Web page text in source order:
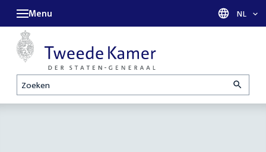
Zoeken
Menu Taal
NL